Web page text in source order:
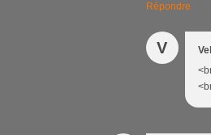
Répondre
V